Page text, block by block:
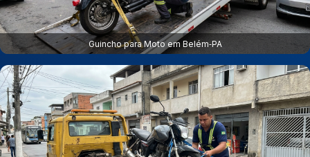
Guincho para Moto em Belém‑PA